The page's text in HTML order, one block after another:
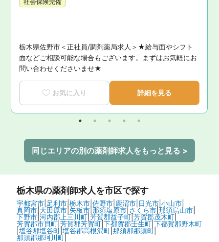
栃木県佐野市＜正社員/調剤薬局求人＞★給与面やシフト
面などご相談可能な場合もございます。まずはお気軽にお
問い合わせくださいませ★
お気に入り 詳細を見る
同じエリアの別の薬剤師求人をもっと見る >
栃木県の薬剤師求人を市区で探す
宇都宮市| 足利市| 栃木市| 佐野市| 鹿沼市| 日光市| 小山市|
真岡市| 大田原市|矢板市|那須塩原市| さくら市| 那須烏山市|
下野市|河内郡上三川町| 芳賀郡益子町| 芳賀郡茂木町|
芳賀郡市貝町| 芳賀郡芳賀町| 下都賀郡壬生町| 下都賀郡野木町
塩谷郡塩谷町| 塩谷郡高根沢町| 那須郡那須町|
那須郡那珂川町|